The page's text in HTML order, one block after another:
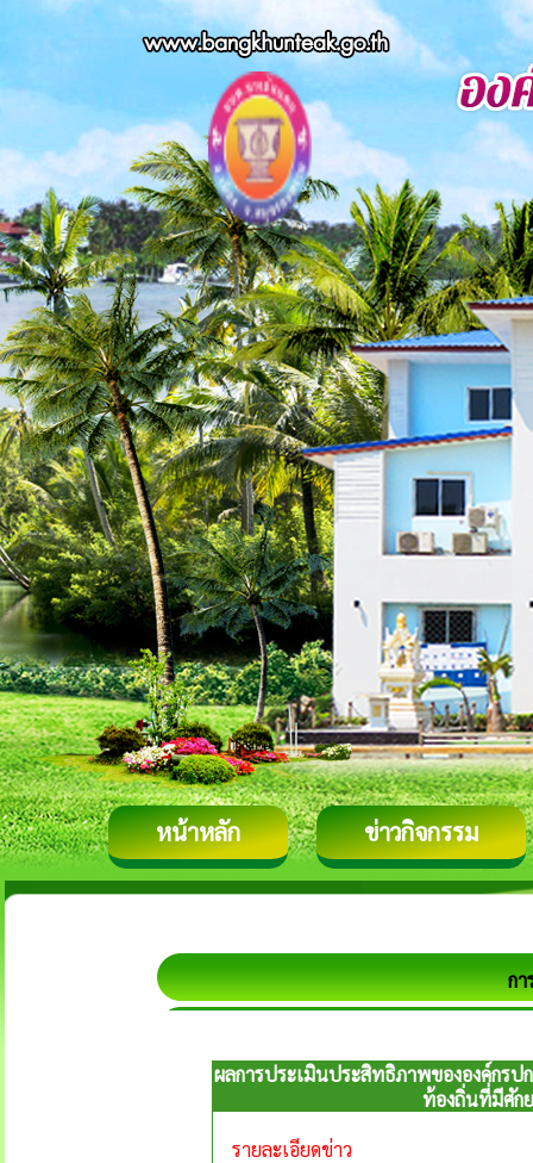
หน้าหลัก ข่าวกิจกรรม
ก
ผลการประเมินประสิทธิภาพขององค์กรป
ท้องถิ่นที่มีศัก
รายละเอียดข่าว